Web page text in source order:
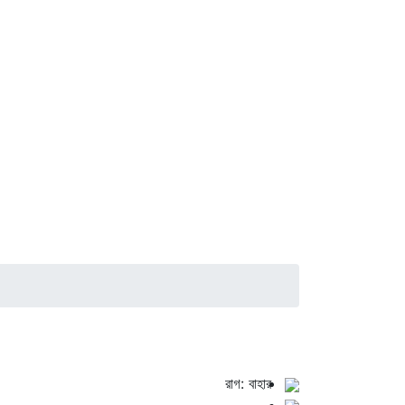
রাগ: বাহার